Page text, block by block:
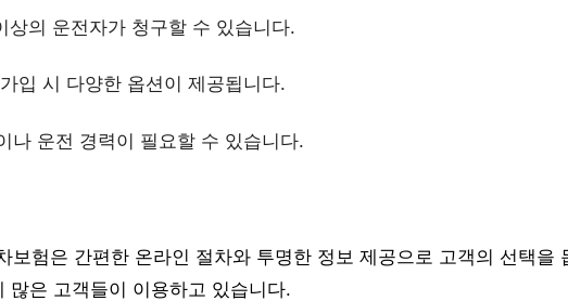
상의 운전자가 청구할 수 있습니다.
입 시 다양한 옵션이 제공됩니다.
나 운전 경력이 필요할 수 있습니다.
보험은 간편한 온라인 절차와 투명한 정보 제공으로 고객의 선택을
많은 고객들이 이용하고 있습니다.